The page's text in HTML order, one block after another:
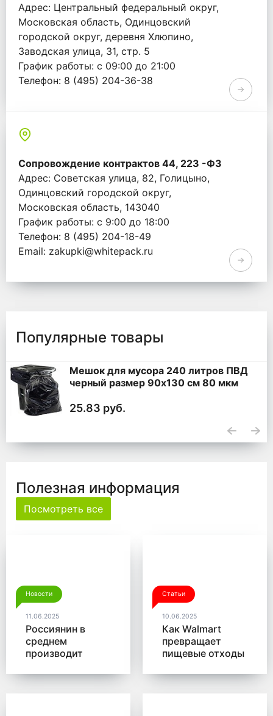
Адрес: Центральный федеральный округ,
Московская область, Одинцовский
городской округ, деревня Хлюпино,
Заводская улица, 31, стр. 5
График работы: с 09:00 до 21:00
Телефон: 8 (495) 204-36-38
Сопровождение контрактов 44, 223 -ФЗ
Адрес: Советская улица, 82, Голицыно,
Одинцовский городской округ,
Московская область, 143040
График работы: с 9:00 до 18:00
Телефон: 8 (495) 204-18-49
Email: zakupki@whitepack.ru
Популярные товары
Мешок для мусора 240 литров ПВД
черный размер 90x130 см 80 мкм
25.83 руб.
Полезная информация
Посмотреть все
Новости
11.06.2025
Россиянин в
среднем
производит
мусора в год
Статьи
10.06.2025
Как Walmart
превращает
пищевые отходы